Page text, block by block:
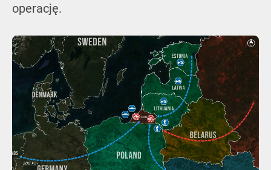
operację.